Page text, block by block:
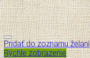
Pridať do zoznamu želaní
Rýchle zobrazenie